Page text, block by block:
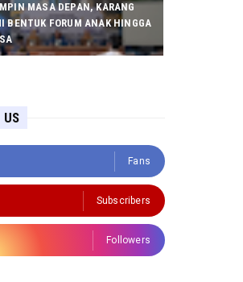
MASA DEPAN, KARANG
BENTUK FORUM ANAK HINGGA
US
Fans
Subscribers
Followers